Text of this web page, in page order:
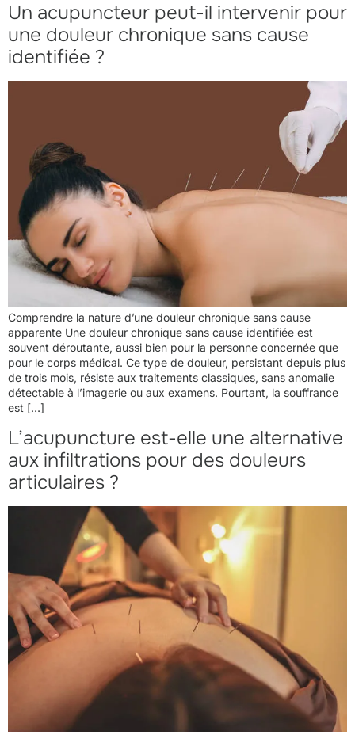
Un acupuncteur peut-il intervenir pour
une douleur chronique sans cause
identifiée ?
Comprendre la nature d’une douleur chronique sans cause
apparente Une douleur chronique sans cause identifiée est
souvent déroutante, aussi bien pour la personne concernée que
pour le corps médical. Ce type de douleur, persistant depuis plus
de trois mois, résiste aux traitements classiques, sans anomalie
détectable à l’imagerie ou aux examens. Pourtant, la souffrance
est […]
L’acupuncture est-elle une alternative
aux infiltrations pour des douleurs
articulaires ?